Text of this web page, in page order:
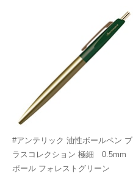
#アンテリック 油性ボールペン ブ
ラスコレクション 極細 0.5mm
ポール フォレストグリーン